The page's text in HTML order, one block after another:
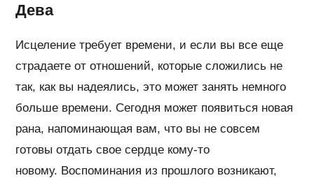
Дева
Исцеление требует времени, и если вы все еще
страдаете от отношений, которые сложились не
так, как вы надеялись, это может занять немного
больше времени. Сегодня может появиться новая
рана, напоминающая вам, что вы не совсем
готовы отдать свое сердце кому-то
новому. Воспоминания из прошлого возникают,